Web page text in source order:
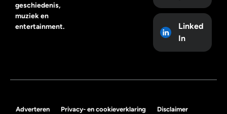
geschiedenis,
muziek en
entertainment.
Linked
In
Adverteren Privacy- en cookieverklaring Disclaimer